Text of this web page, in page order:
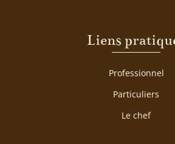
Liens
Professionnel
Particuliers
Le chef